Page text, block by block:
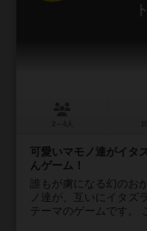
可愛いマモノ達がイタ
んゲーム！
誰もが虜になる幻のお
ノ達が、互いにイタズ
テーマのゲームです。